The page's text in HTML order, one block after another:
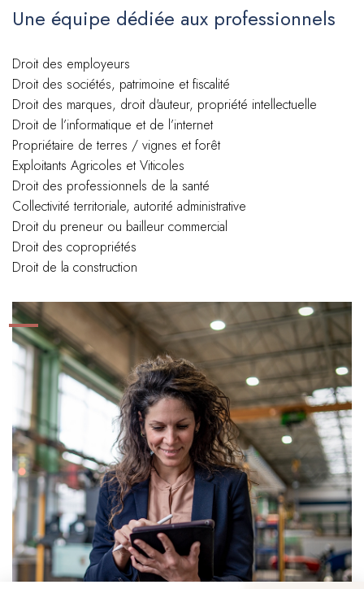
Une équipe dédiée aux professionnels
Droit des employeurs
Droit des sociétés, patrimoine et fiscalité
Droit des marques, droit d'auteur, propriété intellectuelle
Droit de l’informatique et de l’internet
Propriétaire de terres / vignes et forêt
Exploitants Agricoles et Viticoles
Droit des professionnels de la santé
Collectivité territoriale, autorité administrative
Droit du preneur ou bailleur commercial
Droit des copropriétés
Droit de la construction